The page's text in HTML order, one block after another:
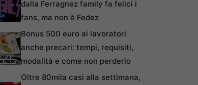
dalla Ferragnez family fa felici i
fans, ma non è Fedez
Bonus 500 euro ai lavoratori
anche precari: tempi, requisiti,
modalità e come non perderlo
Oltre 80mila casi alla settimana,